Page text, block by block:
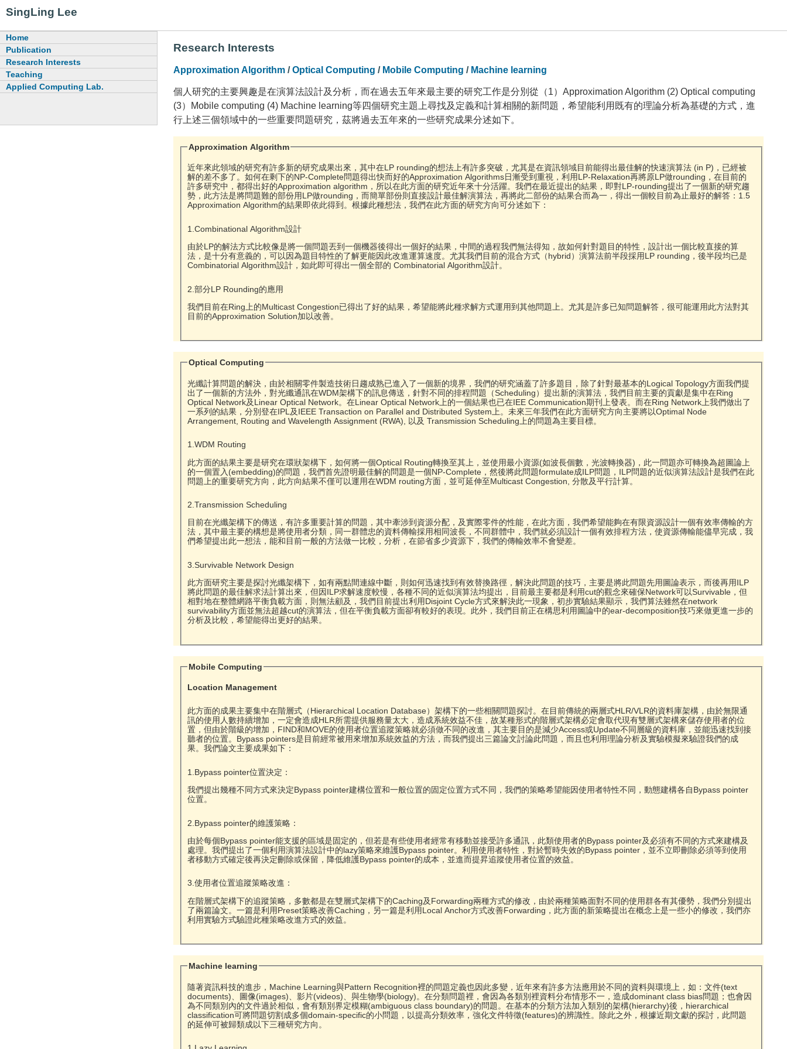
SingLing Lee
Research Interests
Approximation Algorithm/Optical Computing / Mobile Computing / Machine learning
個人研究的主要興趣是在演算法設計及分析，而在過去五年來最主要的研究工作是分別從（1）Approximation Algorithm (2) Optical computing
(3）Mobile computing (4) Machine learning等四個研究主題上尋找及定義和計算相關的新問題，希望能利用既有的理論分析為基礎的方式，進
行上述三個領域中的一些重要問題研究，茲將過去五年來的一些研究成果分述如下。
Approximation Algorithm
近年來此領域的研究有許多新的研究成果出來，其中在LP rounding的想法上有許多突破，尤其是在資訊領域目前能得出最佳解的快速演算法 (in P)，已經被
解的差不多了。如何在剩下的NP-Complete問題得出快而好的Approximation Algorithms日漸受到重視，利用LP-Relaxation再將原LP做rounding，在目前的
許多研究中，都得出好的Approximation algorithm，所以在此方面的研究近年來十分活躍。我們在最近提出的結果，即對LP-rounding提出了一個新的研究趨
勢，此方法是將問題難的部份用LP做rounding，而簡單部份則直接設計最佳解演算法，再將此二部份的結果合而為一，得出一個較目前為止最好的解答：1.5
Approximation Algorithm的結果即依此得到。根據此種想法，我們在此方面的研究方向可分述如下：
1.Combinational Algorithm設計
由於LP的解法方式比較像是將一個問題丟到一個機器後得出一個好的結果，中間的過程我們無法得知，故如何針對題目的特性，設計出一個比較直接的算
法，是十分有意義的，可以因為題目特性的了解更能因此改進運算速度。尤其我們目前的混合方式（hybrid）演算法前半段採用LP rounding，後半段均已是
Combinatorial Algorithm設計，如此即可得出一個全部的 Combinatorial Algorithm設計。
2.部分LP Rounding的應用
我們目前在Ring上的Multicast Congestion已得出了好的結果，希望能將此種求解方式運用到其他問題上。尤其是許多已知問題解答，很可能運用此方法對其
目前的Approximation Solution加以改善。
Optical Computing
光纖計算問題的解決，由於相關零件製造技術日趨成熟已進入了一個新的境界，我們的研究涵蓋了許多題目，除了針對最基本的Logical Topology方面我們提
出了一個新的方法外，對光纖通訊在WDM架構下的訊息傳送，針對不同的排程問題（Scheduling）提出新的演算法，我們目前主要的貢獻是集中在Ring
Optical Network及Linear Optical Network。在Linear Optical Network上的一個結果也已在IEE Communication期刊上發表。而在Ring Network上我們做出了
一系列的結果，分別登在IPL及IEEE Transaction on Parallel and Distributed System上。未來三年我們在此方面研究方向主要將以Optimal Node
Arrangement, Routing and Wavelength Assignment (RWA), 以及 Transmission Scheduling上的問題為主要目標。
1.WDM Routing
此方面的結果主要是研究在環狀架構下，如何將一個Optical Routing轉換至其上，並使用最小資源(如波長個數，光波轉換器)，此一問題亦可轉換為超圖論上
的一個置入(embedding)的問題，我們首先證明最佳解的問題是一個NP-Complete，然後將此問題formulate成ILP問題，ILP問題的近似演算法設計是我們在此
問題上的重要研究方向，此方向結果不僅可以運用在WDM routing方面，並可延伸至Multicast Congestion, 分散及平行計算。
2.Transmission Scheduling
目前在光纖架構下的傳送，有許多重要計算的問題，其中牽涉到資源分配，及實際零件的性能，在此方面，我們希望能夠在有限資源設計一個有效率傳輸的方
法，其中最主要的構想是將使用者分類，同一群體忠的資料傳輸採用相同波長，不同群體中，我們就必須設計一個有效排程方法，使資源傳輸能儘早完成，我
們希望提出此一想法，能和目前一般的方法做一比較，分析，在節省多少資源下，我們的傳輸效率不會變差。
3.Survivable Network Design
此方面研究主要是探討光纖架構下，如有兩點間連線中斷，則如何迅速找到有效替換路徑，解決此問題的技巧，主要是將此問題先用圖論表示，而後再用ILP
將此問題的最佳解求法計算出來，但因ILP求解速度較慢，各種不同的近似演算法均提出，目前最主要都是利用cut的觀念來確保Network可以Survivable，但
相對地在整體網路平衡負載方面，則無法顧及，我們目前提出利用Disjoint Cycle方式來解決此一現象，初步實驗結果顯示，我們算法雖然在network
survivability方面並無法超越cut的演算法，但在平衡負載方面卻有較好的表現。此外，我們目前正在構思利用圖論中的ear-decomposition技巧來做更進一步的
分析及比較，希望能得出更好的結果。
Mobile Computing
Location Management
此方面的成果主要集中在階層式（Hierarchical Location Database）架構下的一些相關問題探討。在目前傳統的兩層式HLR/VLR的資料庫架構，由於無限通
訊的使用人數持續增加，一定會造成HLR所需提供服務量太大，造成系統效益不佳，故某種形式的階層式架構必定會取代現有雙層式架構來儲存使用者的位
置，但由於階級的增加，FIND和MOVE的使用者位置追蹤策略就必須做不同的改進，其主要目的是減少Access或Update不同層級的資料庫，並能迅速找到接
聽者的位置。Bypass pointers是目前經常被用來增加系統效益的方法，而我們提出三篇論文討論此問題，而且也利用理論分析及實驗模擬來驗證我們的成
果。我們論文主要成果如下：
1.Bypass pointer位置決定：
我們提出幾種不同方式來決定Bypass pointer建構位置和一般位置的固定位置方式不同，我們的策略希望能因使用者特性不同，動態建構各自Bypass pointer
位置。
2.Bypass pointer的維護策略：
由於每個Bypass pointer能支援的區域是固定的，但若是有些使用者經常有移動並接受許多通訊，此類使用者的Bypass pointer及必須有不同的方式來建構及
處理。我們提出了一個利用演算法設計中的lazy策略來維護Bypass pointer。利用使用者特性，對於暫時失效的Bypass pointer，並不立即刪除必須等到使用
者移動方式確定後再決定刪除或保留，降低維護Bypass pointer的成本，並進而提昇追蹤使用者位置的效益。
3.使用者位置追蹤策略改進：
在階層式架構下的追蹤策略，多數都是在雙層式架構下的Caching及Forwarding兩種方式的修改，由於兩種策略面對不同的使用群各有其優勢，我們分別提出
了兩篇論文。一篇是利用Preset策略改善Caching，另一篇是利用Local Anchor方式改善Forwarding，此方面的新策略提出在概念上是一些小的修改，我們亦
利用實驗方式驗證此種策略改進方式的效益。
Machine learning
隨著資訊科技的進步，Machine Learning與Pattern Recognition裡的問題定義也因此多變，近年來有許多方法應用於不同的資料與環境上，如：文件(text
documents)、圖像(images)、影片(videos)、與生物學(biology)。在分類問題裡，會因為各類別裡資料分布情形不一，造成dominant class bias問題；也會因
為不同類別內的文件過於相似，會有類別界定模糊(ambiguous class boundary)的問題。在基本的分類方法加入類別的架構(hierarchy)後，hierarchical
classification可將問題切割成多個domain-specific的小問題，以提高分類效率，強化文件特徵(features)的辨識性。除此之外，根據近期文獻的探討，此問題
的延伸可被歸類成以下三種研究方向。
Home
Publication
Research Interests
Teaching
Applied Computing Lab.